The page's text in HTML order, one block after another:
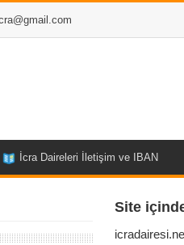
İcra Daireleri İletişim ve IBAN
Site